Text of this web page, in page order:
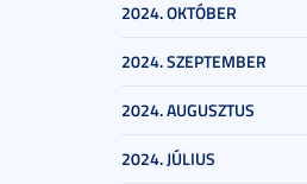
2024. OKTÓBER
2024. SZEPTEMBER
2024. AUGUSZTUS
2024. JÚLIUS